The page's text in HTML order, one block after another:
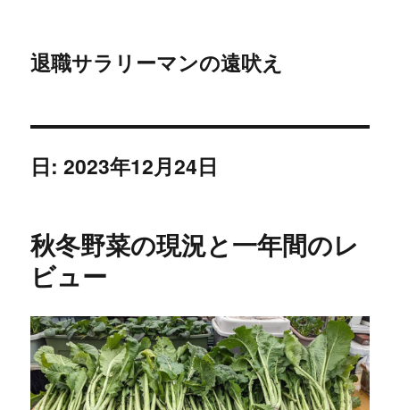
退職サラリーマンの遠吠え
日:2023年12月24日
秋冬野菜の現況と一年間のレ
ビュー